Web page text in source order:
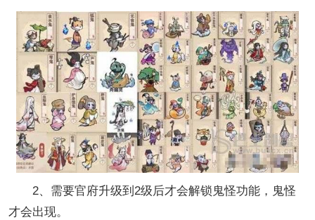
2、需要官府升级到2级后才会解锁鬼怪功能，鬼怪
才会出现。